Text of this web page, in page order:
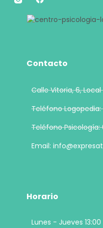
Contacto
Calle Vitoria, 6,
Teléfono Logopedia:
Teléfono Psicología:
Email:
Horario
Lunes - Jueves 13:00